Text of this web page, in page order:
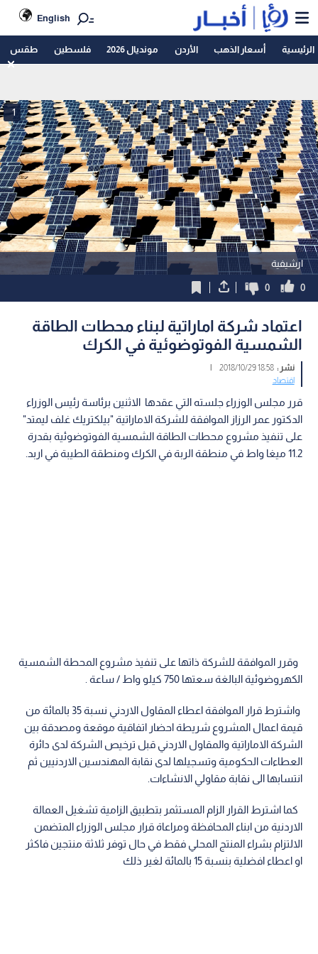
English
الرئيسية أسعار الذهب الأردن مونديال 2026 فلسطين طقس
ارشيفية
1
0
0
اعتماد شركة اماراتية لبناء محطات الطاقة
الشمسية الفوتوضوئية في الكرك
نشر :18:58 2018/10/29
|
اقتصاد
قرر مجلس الوزراء جلسته التي عقدها الاثنين برئاسة رئيس الوزراء
الدكتور عمر الرزاز الموافقة للشركة الاماراتية "بيلكتريك غلف ليمتد"
على تنفيذ مشروع محطات الطاقة الشمسية الفوتوضوئية بقدرة
11.2 ميغا واط في منطقة الربة في الكرك ومنطقة الطيبة في اربد.
وقرر الموافقة للشركة ذاتها على تنفيذ مشروع المحطة الشمسية
الكهروضوئية البالغة سعتها 750 كيلو واط / ساعة .
واشترط قرار الموافقة اعطاء المقاول الاردني نسبة 35 بالمائة من
قيمة اعمال المشروع شريطة احضار اتفاقية موقعة ومصدقة بين
الشركة الاماراتية والمقاول الاردني قبل ترخيص الشركة لدى دائرة
العطاءات الحكومية وتسجيلها لدى نقابة المهندسين الاردنيين ثم
انتسابها الى نقابة مقاولي الانشاءات.
كما اشترط القرار الزام المستثمر بتطبيق الزامية تشغيل العمالة
الاردنية من ابناء المحافظة ومراعاة قرار مجلس الوزراء المتضمن
الالتزام بشراء المنتج المحلي فقط في حال توفر ثلاثة منتجين فاكثر
او اعطاء افضلية بنسبة 15 بالمائة لغير ذلك